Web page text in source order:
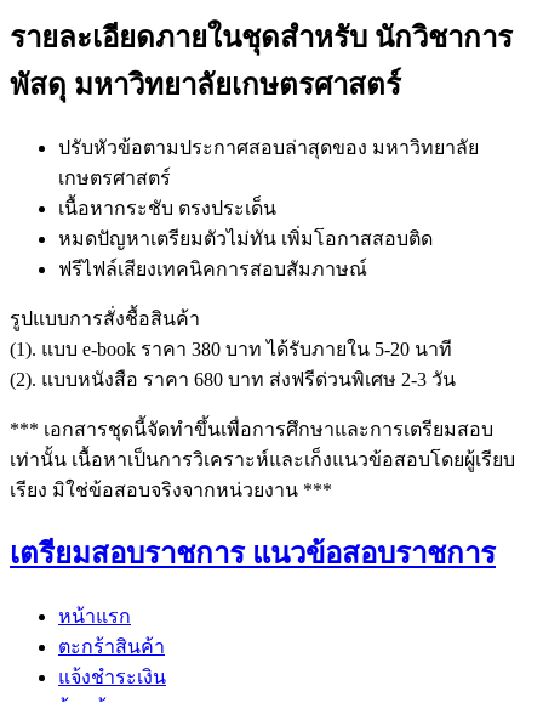
รายละเอียดภายในชุดสำหรับ นักวิชาการ
พัสดุ มหาวิทยาลัยเกษตรศาสตร์
ปรับหัวข้อตามประกาศสอบล่าสุดของ มหาวิทยาลัย
เกษตรศาสตร์
เนื้อหากระชับ ตรงประเด็น
หมดปัญหาเตรียมตัวไม่ทัน เพิ่มโอกาสสอบติด
ฟรีไฟล์เสียงเทคนิคการสอบสัมภาษณ์
รูปแบบการสั่งชื้อสินค้า
(1). แบบ e-book ราคา 380 บาท ได้รับภายใน 5-20 นาที
(2). แบบหนังสือ ราคา 680 บาท ส่งฟรีด่วนพิเศษ 2-3 วัน
*** เอกสารชุดนี้จัดทำขึ้นเพื่อการศึกษาและการเตรียมสอบ
เท่านั้น เนื้อหาเป็นการวิเคราะห์และเก็งแนวข้อสอบโดยผู้เรียบ
เรียง มิใช่ข้อสอบจริงจากหน่วยงาน ***
เตรียมสอบราชการ แนวข้อสอบราชการ
หน้าแรก
ตะกร้าสินค้า
แจ้งชำระเงิน